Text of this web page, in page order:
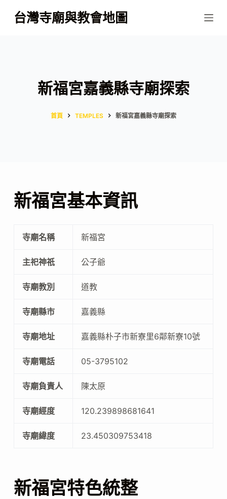
跳
至
台灣寺廟與教會地圖
新福宮嘉義縣寺廟探索
首頁 TEMPLES 新福宮嘉義縣寺廟探索
新福宮基本資訊
寺廟名稱 新福宮
主祀神祇 公子爺
寺廟教別 道教
寺廟縣市 嘉義縣
寺廟地址 嘉義縣朴子市新寮里6鄰新寮10號
寺廟電話 05-3795102
寺廟負責人 陳太原
寺廟經度 120.239898681641
寺廟緯度 23.450309753418
新福宮特色統整